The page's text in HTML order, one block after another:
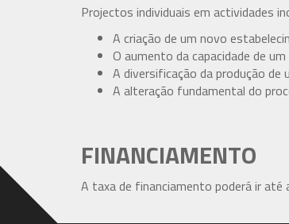
Projectos individuais em actividades
A criação de um novo
O aumento da capacidade de
A diversificação da produção
A alteração fundamental do
FINANCIAMENTO
A taxa de financiamento poderá ir até